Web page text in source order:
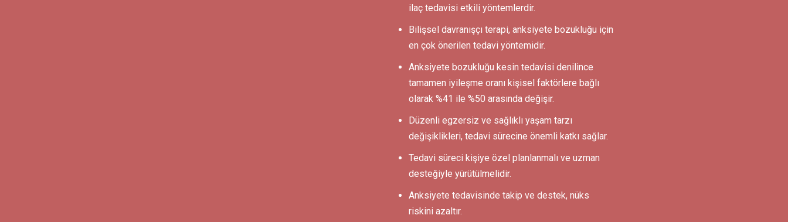
ilaç tedavisi etkili yöntemlerdir.
Bilişsel davranışçı terapi, anksiyete bozukluğu için
en çok önerilen tedavi yöntemidir.
Anksiyete bozukluğu kesin tedavisi denilince
tamamen iyileşme oranı kişisel faktörlere bağlı
olarak %41 ile %50 arasında değişir.
Düzenli egzersiz ve sağlıklı yaşam tarzı
değişiklikleri, tedavi sürecine önemli katkı sağlar.
Tedavi süreci kişiye özel planlanmalı ve uzman
desteğiyle yürütülmelidir.
Anksiyete tedavisinde takip ve destek, nüks
riskini azaltır.